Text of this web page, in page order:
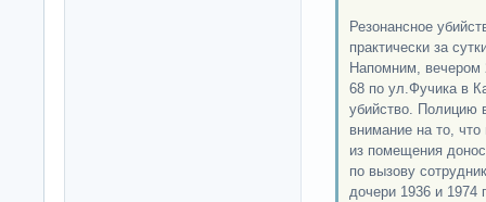
Резонансное
практически за
Напомним, вечером
68 по ул.Фучика в
убийство. Полицию
внимание на то,
из помещения
по вызову
дочери 1936 и 1974